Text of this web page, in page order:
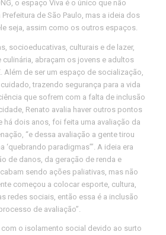
o espaço Viva é o único que não
de São Paulo, mas a ideia dos
seja, assim como os outros espaços.
socioeducativas, culturais e de lazer,
abraçam os jovens e adultos
Além de ser um espaço de socialização,
trazendo segurança para a vida
que sofrem com a falta de inclusão
Renato avalia haver outros pontos
há dois anos, foi feita uma avaliação da
“e dessa avaliação a gente tirou
‘quebrando paradigmas’”. A ideia era
de danos, da geração de renda e
sendo ações paliativas, mas não
começou a colocar esporte, cultura,
redes sociais, então essa é a inclusão
de avaliação”.
o isolamento social devido ao surto